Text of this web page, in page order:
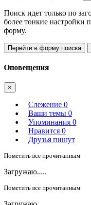
Поиск идет только по
более тонкие настройки
форму.
Перейти в форму поиска
Оповещения
×
Слежение 0
Ваши темы 0
Упоминания 0
Нравится 0
Друзья пишут
Пометить все прочитанным
Загружаю.....
Пометить все прочитанным